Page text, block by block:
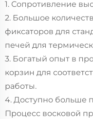
1. Сопротивление
2. Большое
фиксаторов для
печей для
3. Богатый опыт в
корзин для
работы.
4. Доступно больше
Процесс восковой